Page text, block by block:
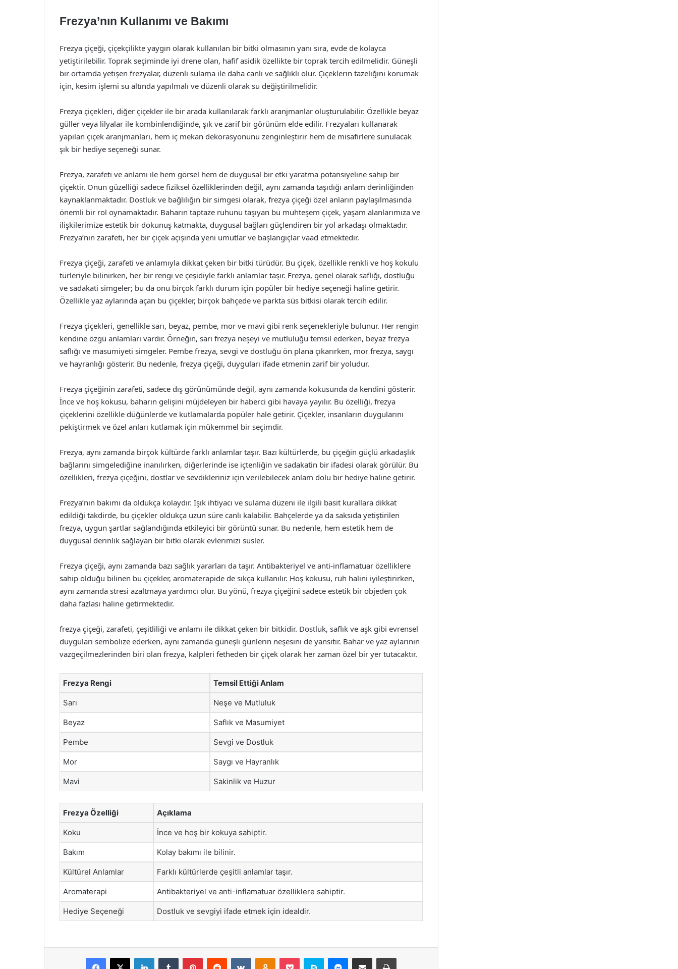
Frezya’nın Kullanımı ve Bakımı
Frezya çiçeği, çiçekçilikte yaygın olarak kullanılan bir bitki olmasının yanı sıra, evde de kolayca
yetiştirilebilir. Toprak seçiminde iyi drene olan, hafif asidik özellikte bir toprak tercih edilmelidir. Güneşli
bir ortamda yetişen frezyalar, düzenli sulama ile daha canlı ve sağlıklı olur. Çiçeklerin tazeliğini korumak
için, kesim işlemi su altında yapılmalı ve düzenli olarak su değiştirilmelidir.
Frezya çiçekleri, diğer çiçekler ile bir arada kullanılarak farklı aranjmanlar oluşturulabilir. Özellikle beyaz
güller veya lilyalar ile kombinlendiğinde, şık ve zarif bir görünüm elde edilir. Frezyaları kullanarak
yapılan çiçek aranjmanları, hem iç mekan dekorasyonunu zenginleştirir hem de misafirlere sunulacak
şık bir hediye seçeneği sunar.
Frezya, zarafeti ve anlamı ile hem görsel hem de duygusal bir etki yaratma potansiyeline sahip bir
çiçektir. Onun güzelliği sadece fiziksel özelliklerinden değil, aynı zamanda taşıdığı anlam derinliğinden
kaynaklanmaktadır. Dostluk ve bağlılığın bir simgesi olarak, frezya çiçeği özel anların paylaşılmasında
önemli bir rol oynamaktadır. Baharın taptaze ruhunu taşıyan bu muhteşem çiçek, yaşam alanlarımıza ve
ilişkilerimize estetik bir dokunuş katmakta, duygusal bağları güçlendiren bir yol arkadaşı olmaktadır.
Frezya’nın zarafeti, her bir çiçek açışında yeni umutlar ve başlangıçlar vaad etmektedir.
Frezya çiçeği, zarafeti ve anlamıyla dikkat çeken bir bitki türüdür. Bu çiçek, özellikle renkli ve hoş kokulu
türleriyle bilinirken, her bir rengi ve çeşidiyle farklı anlamlar taşır. Frezya, genel olarak saflığı, dostluğu
ve sadakati simgeler; bu da onu birçok farklı durum için popüler bir hediye seçeneği haline getirir.
Özellikle yaz aylarında açan bu çiçekler, birçok bahçede ve parkta süs bitkisi olarak tercih edilir.
Frezya çiçekleri, genellikle sarı, beyaz, pembe, mor ve mavi gibi renk seçenekleriyle bulunur. Her rengin
kendine özgü anlamları vardır. Örneğin, sarı frezya neşeyi ve mutluluğu temsil ederken, beyaz frezya
saflığı ve masumiyeti simgeler. Pembe frezya, sevgi ve dostluğu ön plana çıkarırken, mor frezya, saygı
ve hayranlığı gösterir. Bu nedenle, frezya çiçeği, duyguları ifade etmenin zarif bir yoludur.
Frezya çiçeğinin zarafeti, sadece dış görünümünde değil, aynı zamanda kokusunda da kendini gösterir.
İnce ve hoş kokusu, baharın gelişini müjdeleyen bir haberci gibi havaya yayılır. Bu özelliği, frezya
çiçeklerini özellikle düğünlerde ve kutlamalarda popüler hale getirir. Çiçekler, insanların duygularını
pekiştirmek ve özel anları kutlamak için mükemmel bir seçimdir.
Frezya, aynı zamanda birçok kültürde farklı anlamlar taşır. Bazı kültürlerde, bu çiçeğin güçlü arkadaşlık
bağlarını simgelediğine inanılırken, diğerlerinde ise içtenliğin ve sadakatin bir ifadesi olarak görülür. Bu
özellikleri, frezya çiçeğini, dostlar ve sevdikleriniz için verilebilecek anlam dolu bir hediye haline getirir.
Frezya’nın bakımı da oldukça kolaydır. Işık ihtiyacı ve sulama düzeni ile ilgili basit kurallara dikkat
edildiği takdirde, bu çiçekler oldukça uzun süre canlı kalabilir. Bahçelerde ya da saksıda yetiştirilen
frezya, uygun şartlar sağlandığında etkileyici bir görüntü sunar. Bu nedenle, hem estetik hem de
duygusal derinlik sağlayan bir bitki olarak evlerimizi süsler.
Frezya çiçeği, aynı zamanda bazı sağlık yararları da taşır. Antibakteriyel ve anti-inflamatuar özelliklere
sahip olduğu bilinen bu çiçekler, aromaterapide de sıkça kullanılır. Hoş kokusu, ruh halini iyileştirirken,
aynı zamanda stresi azaltmaya yardımcı olur. Bu yönü, frezya çiçeğini sadece estetik bir objeden çok
daha fazlası haline getirmektedir.
frezya çiçeği, zarafeti, çeşitliliği ve anlamı ile dikkat çeken bir bitkidir. Dostluk, saflık ve aşk gibi evrensel
duyguları sembolize ederken, aynı zamanda güneşli günlerin neşesini de yansıtır. Bahar ve yaz aylarının
vazgeçilmezlerinden biri olan frezya, kalpleri fetheden bir çiçek olarak her zaman özel bir yer tutacaktır.
Frezya Rengi Temsil Ettiği Anlam
Sarı Neşe ve Mutluluk
Beyaz Saflık ve Masumiyet
Pembe Sevgi ve Dostluk
Mor Saygı ve Hayranlık
Mavi Sakinlik ve Huzur
Frezya Özelliği Açıklama
Koku İnce ve hoş bir kokuya sahiptir.
Bakım Kolay bakımı ile bilinir.
Kültürel Anlamlar Farklı kültürlerde çeşitli anlamlar taşır.
Aromaterapi Antibakteriyel ve anti-inflamatuar özelliklere sahiptir.
Hediye Seçeneği Dostluk ve sevgiyi ifade etmek için idealdir.
Facebook
X LinkedInTumblr PinterestReddit VKontakteOdnoklassniki
Pocket Skype Messenger
E-Posta ile paylaş Yazdır